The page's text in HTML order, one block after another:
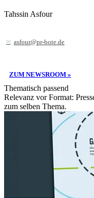
Tahssin Asfour
asfour@pr-bote.de
ZUM NEWSROOM »
Thematisch passend
Relevanz vor Format:
zum selben Thema.